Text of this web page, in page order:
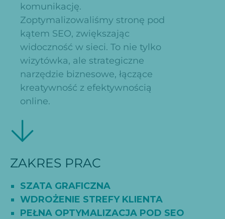
komunikację.
Zoptymalizowaliśmy stronę pod
kątem SEO, zwiększając
widoczność w sieci. To nie tylko
wizytówka, ale strategiczne
narzędzie biznesowe, łączące
kreatywność z efektywnością
online.
ZAKRES PRAC
SZATA GRAFICZNA
WDROŻENIE STREFY KLIENTA
PEŁNA OPTYMALIZACJA POD SEO